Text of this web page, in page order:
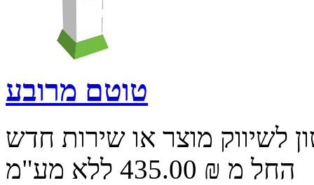
טוטם מרובע
לשיווק מוצר או שירות חדש
החל מ ₪ 435.00 ללא מע"מ